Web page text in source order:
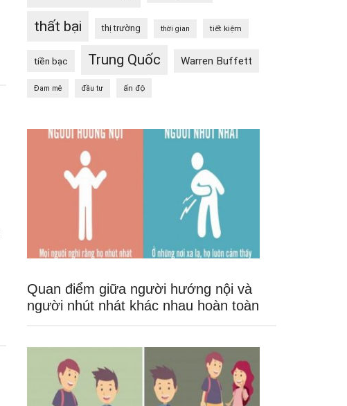
thất bại thị trường thời gian tiết kiệm
tiền bạc Trung Quốc Warren Buffett
Đam mê đầu tư ấn độ
Quan điểm giữa người hướng nội và
người nhút nhát khác nhau hoàn toàn